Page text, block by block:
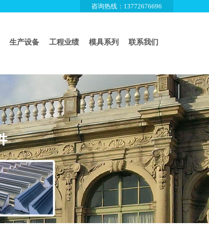
咨询热线：13772676696
生产设备 工程业绩 模具系列 联系我们